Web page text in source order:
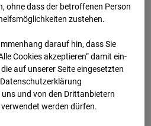
Neubau
BMTI
ohne dass der betroffenen Person
zustehen.
darauf hin, dass Sie
Cookies akzeptieren“ damit ein­
auf unserer Seite eingesetzten
und von den Drittanbietern
werden dürfen.